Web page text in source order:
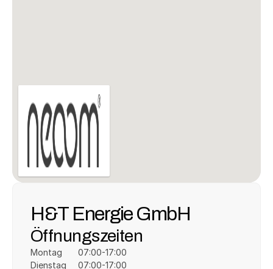
H&T Energie GmbH
Öffnungszeiten
Montag
Dienstag
07:00-17:00
07:00-17:00